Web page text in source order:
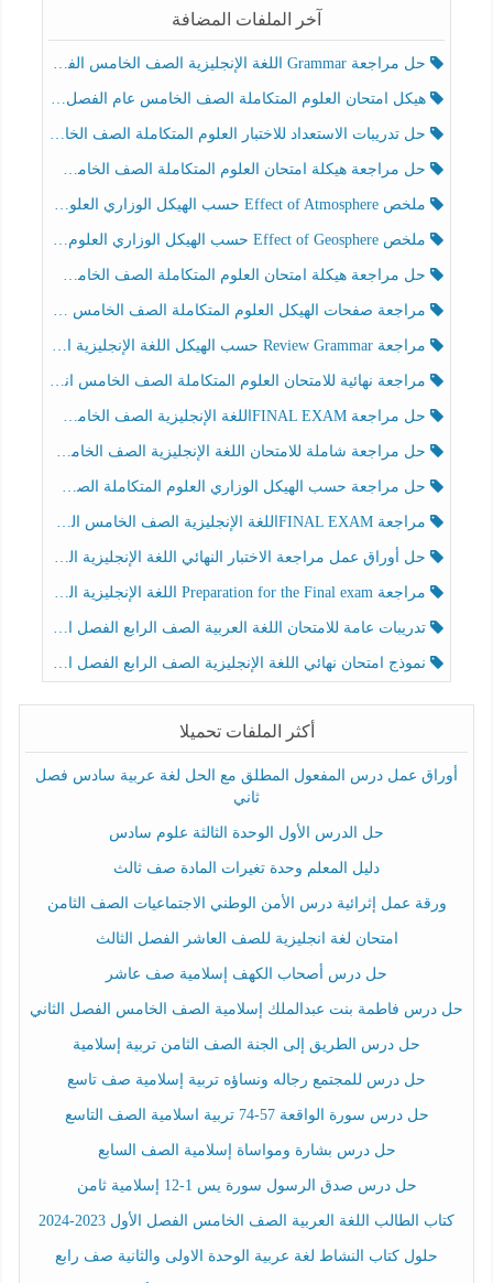
آخر الملفات المضافة
حل مراجعة Grammar اللغة الإنجليزية الصف الخامس الفصل الثالث
هيكل امتحان العلوم المتكاملة الصف الخامس عام الفصل الدراسي الثالث 2025-2026
حل تدريبات الاستعداد للاختبار العلوم المتكاملة الصف الخامس عام الفصل الثالث
حل مراجعة هيكلة امتحان العلوم المتكاملة الصف الخامس انسبير الفصل الثالث
ملخص Effect of Atmosphere حسب الهيكل الوزاري العلوم المتكاملة الصف الخامس انسبير الفصل الثالث
ملخص Effect of Geosphere حسب الهيكل الوزاري العلوم المتكاملة الصف الخامس انسبير الفصل الثالث
حل مراجعة هيكلة امتحان العلوم المتكاملة الصف الخامس عام الفصل الثالث
مراجعة صفحات الهيكل العلوم المتكاملة الصف الخامس انسبير الفصل الثالث
مراجعة Review Grammar حسب الهيكل اللغة الإنجليزية الصف الخامس الفصل الثالث
مراجعة نهائية للامتحان العلوم المتكاملة الصف الخامس انسبير الفصل الثالث
حل مراجعة FINAL EXAMاللغة الإنجليزية الصف الخامس الفصل الثالث
حل مراجعة شاملة للامتحان اللغة الإنجليزية الصف الخامس الفصل الثالث
حل مراجعة حسب الهيكل الوزاري العلوم المتكاملة الصف الخامس عام الفصل الثالث
مراجعة FINAL EXAMاللغة الإنجليزية الصف الخامس الفصل الثالث
حل أوراق عمل مراجعة الاختبار النهائي اللغة الإنجليزية الصف الرابع الفصل الثالث
مراجعة Preparation for the Final exam اللغة الإنجليزية الصف الرابع الفصل الثالث
تدريبات عامة للامتحان اللغة العربية الصف الرابع الفصل الثالث
نموذج امتحان نهائي اللغة الإنجليزية الصف الرابع الفصل الثالث
أكثر الملفات تحميلا
أوراق عمل درس المفعول المطلق مع الحل لغة عربية سادس فصل
ثاني
حل الدرس الأول الوحدة الثالثة علوم سادس
دليل المعلم وحدة تغيرات المادة صف ثالث
ورقة عمل إثرائية درس الأمن الوطني الاجتماعيات الصف الثامن
امتحان لغة انجليزية للصف العاشر الفصل الثالث
حل درس أصحاب الكهف إسلامية صف عاشر
حل درس فاطمة بنت عبدالملك إسلامية الصف الخامس الفصل الثاني
حل درس الطريق إلى الجنة الصف الثامن تربية إسلامية
حل درس للمجتمع رجاله ونساؤه تربية إسلامية صف تاسع
حل درس سورة الواقعة 57-74 تربية اسلامية الصف التاسع
حل درس بشارة ومواساة إسلامية الصف السابع
حل درس صدق الرسول سورة يس 1-12 إسلامية ثامن
كتاب الطالب اللغة العربية الصف الخامس الفصل الأول 2023-2024
حلول كتاب النشاط لغة عربية الوحدة الاولى والثانية صف رابع